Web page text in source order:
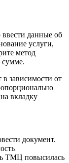
ввести данные об
услуги,
метод
сумме.
в зависимости от
вкладку
документ.
ТМЦ повысилась